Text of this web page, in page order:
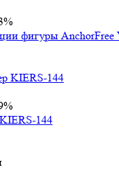
фигуры AnchorFree
144